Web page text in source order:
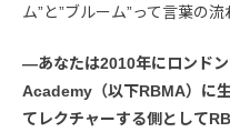
ム”と”ブルーム”って言葉の
―あなたは2010年にロンド
Academy（以下RBMA）に
てレクチャーする側として